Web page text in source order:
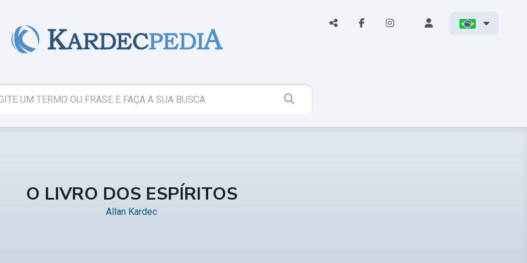
O LIVRO DOS ESPÍRITOS
Allan Kardec